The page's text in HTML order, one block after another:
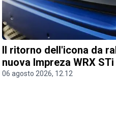
Il ritorno dell'icona da
nuova Impreza WRX
06 agosto 2026, 12.12